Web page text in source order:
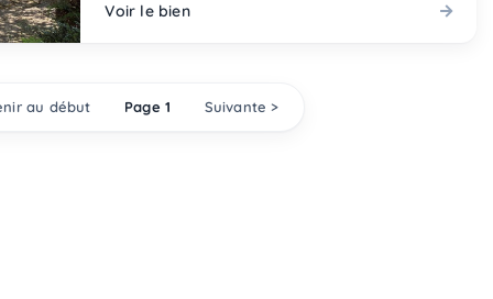
Voir le bien
au début Page 1 Suivante >